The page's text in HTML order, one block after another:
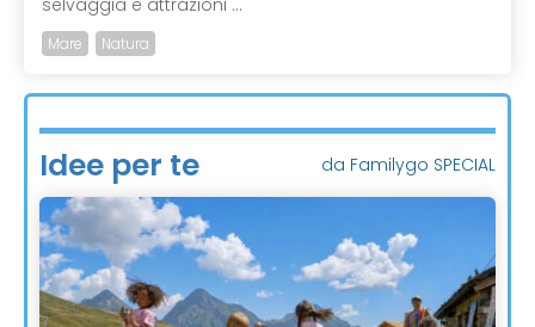
selvaggia e attrazioni ...
Mare Natura
Idee per te da Familygo SPECIAL